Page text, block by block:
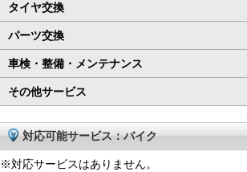
タイヤ交換
パーツ交換
車検・整備・メンテナンス
その他サービス
対応可能サービス：バイク
※対応サービスはありません。